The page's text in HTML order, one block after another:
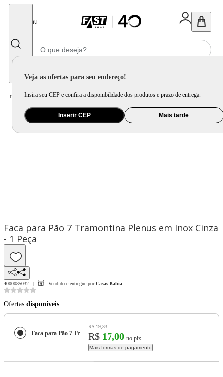
Menu
Veja as ofertas para seu endereço!
Insira seu CEP e confira a disponibilidade dos produtos e prazo de entrega.
Inserir CEP Mais tarde
Home Utilidade Doméstica Cozinha / Cepo, Faca e Afiador
Faca para Pão 7 Tramontina Plenus em Inox Cinza
- 1 Peça
4000085032 Vendido e entregue por Casas Bahia
Ofertas disponíveis
Faca para Pão 7 Tramontina Plenus em Inox Cinza - 1 Peça
R$ 19,33
R$ 17,00 no pix
Mais formas de pagamento